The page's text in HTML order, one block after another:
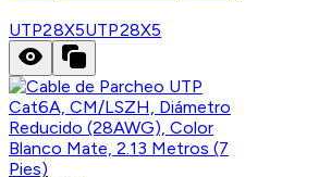
UTP28X5UTP28X5